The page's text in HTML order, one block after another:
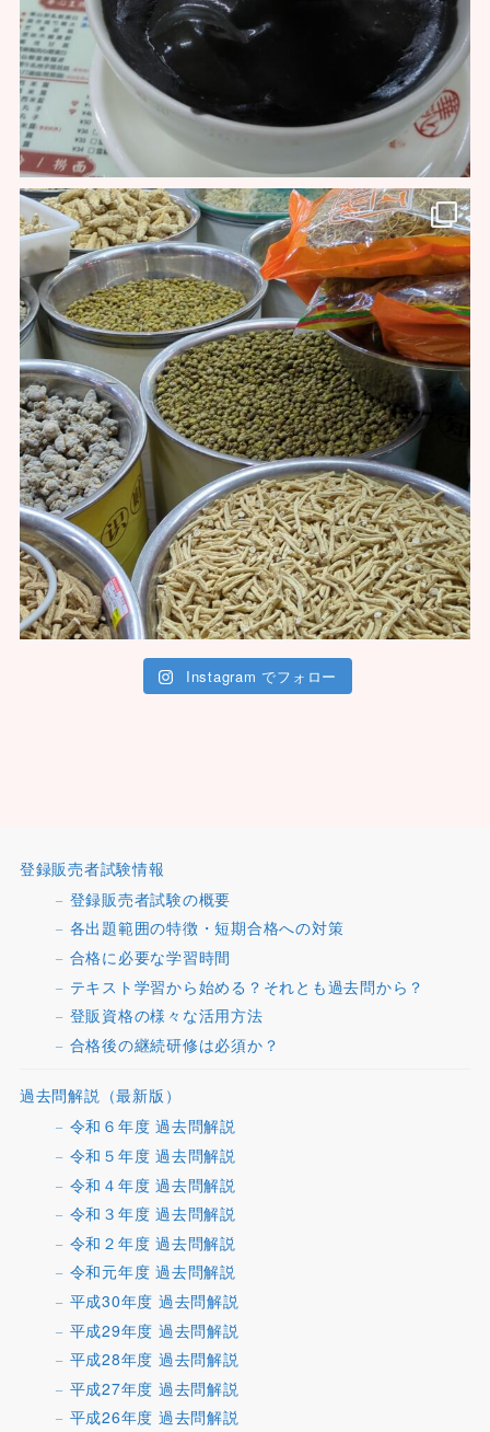
Instagram でフォロー
登録販売者試験情報
登録販売者試験の概要
各出題範囲の特徴・短期合格への対策
合格に必要な学習時間
テキスト学習から始める？それとも過去問から？
登販資格の様々な活用方法
合格後の継続研修は必須か？
過去問解説（最新版）
令和６年度 過去問解説
令和５年度 過去問解説
令和４年度 過去問解説
令和３年度 過去問解説
令和２年度 過去問解説
令和元年度 過去問解説
平成30年度 過去問解説
平成29年度 過去問解説
平成28年度 過去問解説
平成27年度 過去問解説
平成26年度 過去問解説